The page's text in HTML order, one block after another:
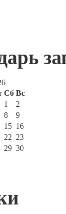
Сб Вс
1
2
8
9
15 16
22 23
29 30